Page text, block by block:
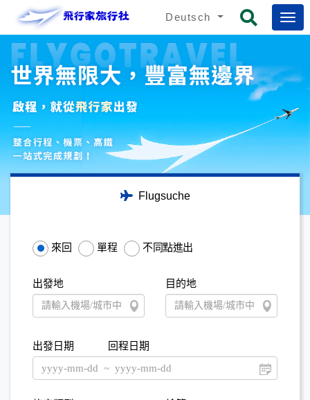
Deutsch
Flugsuche